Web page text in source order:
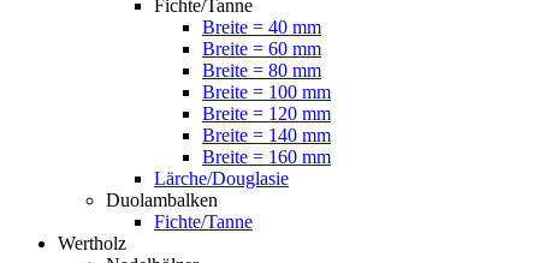
Fichte/Tanne
Breite = 40 mm
Breite = 60 mm
Breite = 80 mm
Breite = 100 mm
Breite = 120 mm
Breite = 140 mm
Breite = 160 mm
Lärche/Douglasie
Duolambalken
Fichte/Tanne
Wertholz